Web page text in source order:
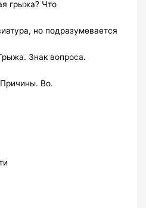
грыжа? Что
но подразумевается
Знак вопроса.
Во.